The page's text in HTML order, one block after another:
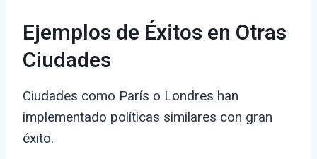
Ejemplos de Éxitos en Otras
Ciudades
Ciudades como París o Londres han
implementado políticas similares con gran
éxito.